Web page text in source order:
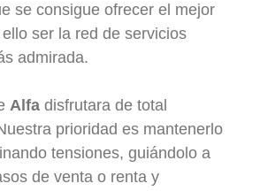
se consigue ofrecer el mejor
ser la red de servicios
admirada.
Alfa disfrutara de total
prioridad es mantenerlo
tensiones, guiándolo a
de venta o renta y